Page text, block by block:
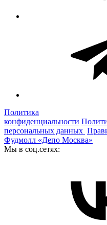
Политика
конфиденциальности
персональных данных
Фудмолл «Депо Москва»
Мы в соц.сетях: